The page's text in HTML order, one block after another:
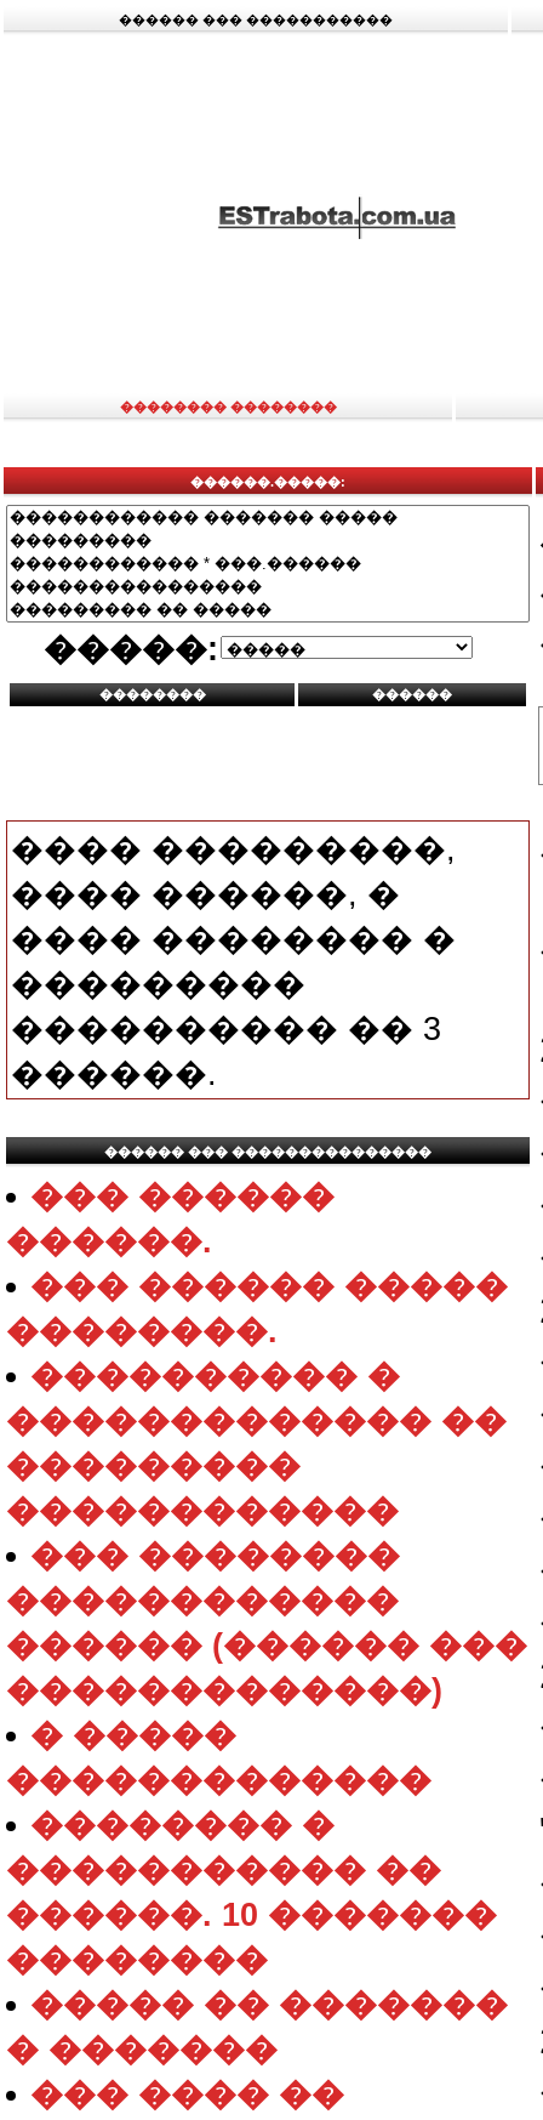
������ ��� �����������
�������� ��������
������.�����:
�����:
���� ���������,
���� ������, �
���� �������� �
���������
���������� �� 3
������.
������ ��� ���������������
��� ������
������.
��� ������ �����
��������.
���������� �
������������� ��
���������
������������
��� ��������
������������
������ (������ ���
�������������)
� �����
�������������
�������� �
����������� ��
������. 10 �������
��������
����� �� �������
� �������
��� ���� ��